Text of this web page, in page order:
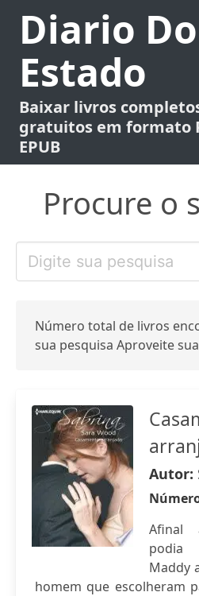
Diario Do
Estado
Baixar livros
gratuitos em formato
EPUB
Procure o
Número total de livros
sua pesquisa Aproveite
Autor:
Afinal
podia
Maddy
homem que escolheram